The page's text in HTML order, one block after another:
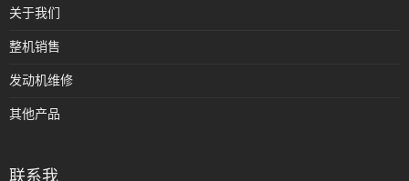
关于我们
整机销售
发动机维修
其他产品
联系我